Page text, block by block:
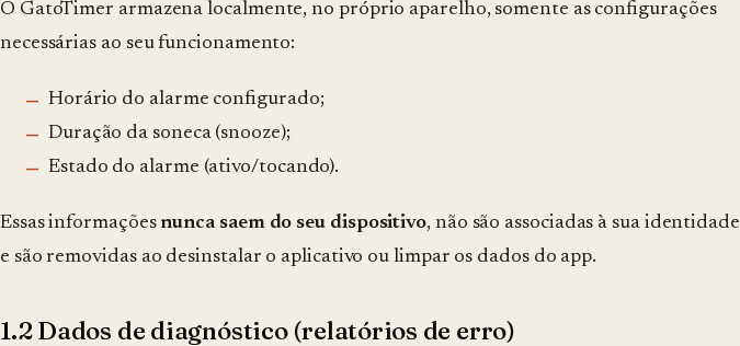
O GatoTimer armazena localmente, no próprio aparelho, somente as configurações
necessárias ao seu funcionamento:
Horário do alarme configurado;
Duração da soneca (snooze);
Estado do alarme (ativo/tocando).
Essas informaçõesnunca saem do seu dispositivo, não são associadas à sua identidade
e são removidas ao desinstalar o aplicativo ou limpar os dados do app.
1.2 Dados de diagnóstico (relatórios de erro)